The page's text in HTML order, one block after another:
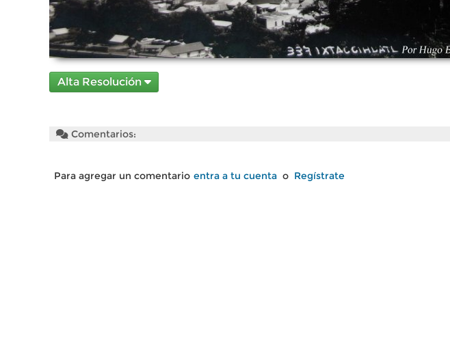
Alta Resolución
Comentarios:
Para agregar un comentario entra a tu cuenta o Regístrate